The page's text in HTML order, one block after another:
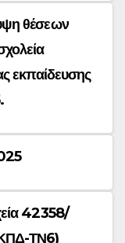
θέσεων
εκπαίδευσης
42358/
ΤΝ6)